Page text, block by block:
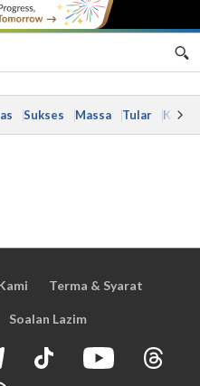
Sukses Massa Tular Kes
Terma & Syarat
Soalan Lazim